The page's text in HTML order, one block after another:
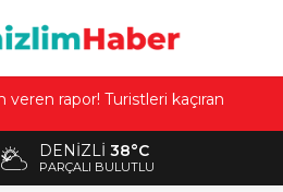
arkası ortaya çıktı
emin olamadı
DENIZLI38°C
PARÇALI BULUTLU